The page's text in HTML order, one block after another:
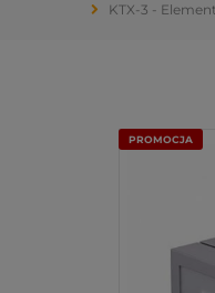
KTX-3 -
PROMOCJA